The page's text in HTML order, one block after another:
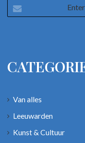
your
Van alles
Leeuwarden
Kunst & Cultuur